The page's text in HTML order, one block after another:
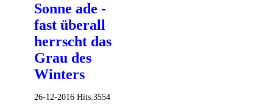
Sonne ade -
fast überall
herrscht das
Grau des
Winters
26-12-2016 Hits:3554